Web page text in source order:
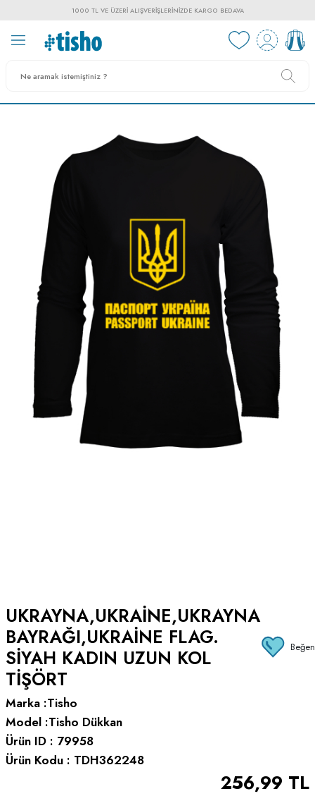
1000 TL VE ÜZERI ALIŞVERIŞLERINIZDE KARGO BEDAVA
UKRAYNA,UKRAINE,UKRAYNA
BAYRAĞI,UKRAINE FLAG.
SIYAH KADIN UZUN KOL
TIŞÖRT
Beğen
Marka :Tisho
Model :Tisho Dükkan
Ürün ID : 79958
Ürün Kodu : TDH362248
256,99 TL